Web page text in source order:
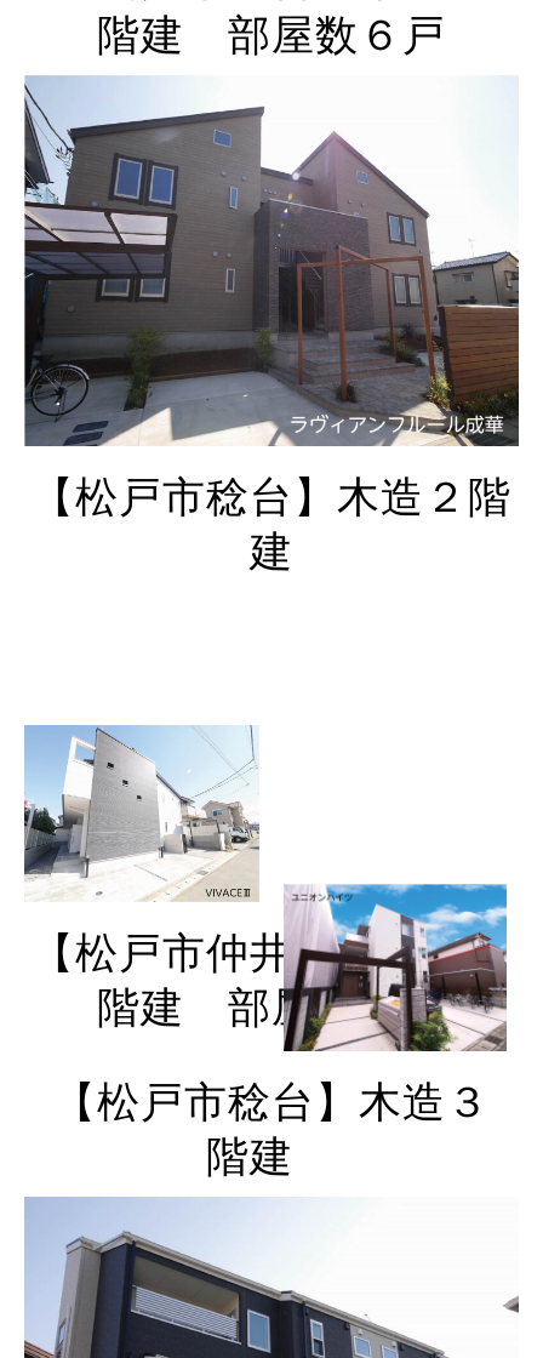
階建 部屋数６戸
【松戸市稔台】木造２階
建
【松戸市仲井町】木造２
階建 部屋数４戸
【松戸市稔台】木造３
階建